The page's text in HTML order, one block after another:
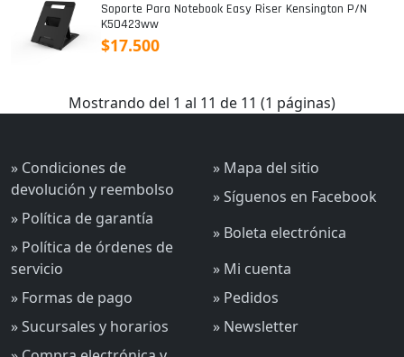
Soporte Para Notebook Easy Riser Kensington P/n
K50423ww
$17.500
Mostrando del 1 al 11 de 11 (1 páginas)
» Condiciones de
devolución y reembolso
» Política de garantía
» Política de órdenes de
servicio
» Formas de pago
» Sucursales y horarios
» Mapa del sitio
» Síguenos en Facebook
» Boleta electrónica
» Mi cuenta
» Pedidos
» Newsletter